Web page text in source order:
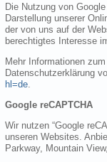
Die Nutzung von
Darstellung unserer
der von uns auf der
berechtigtes Interesse
Mehr Informationen
Datenschutzerklärung
hl=de
Google reCAPTCHA
Wir nutzen “Google
unseren Websites.
Parkway, Mountain